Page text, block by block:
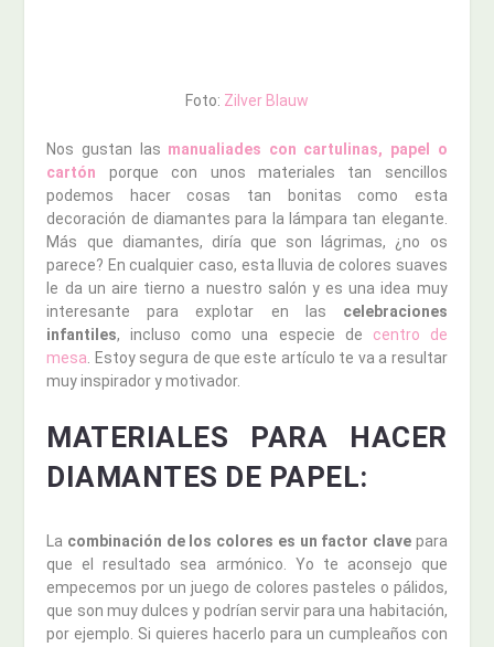
Foto: Zilver Blauw
Nos gustan las manualiades con cartulinas, papel o
cartón porque con unos materiales tan sencillos
podemos hacer cosas tan bonitas como esta
decoración de diamantes para la lámpara tan elegante.
Más que diamantes, diría que son lágrimas, ¿no os
parece? En cualquier caso, esta lluvia de colores suaves
le da un aire tierno a nuestro salón y es una idea muy
interesante para explotar en las celebraciones
infantiles, incluso como una especie de centro de
mesa . Estoy segura de que este artículo te va a resultar
muy inspirador y motivador.
MATERIALES PARA HACER
DIAMANTES DE PAPEL:
La combinación de los colores es un factor clavepara
que el resultado sea armónico. Yo te aconsejo que
empecemos por un juego de colores pasteles o pálidos,
que son muy dulces y podrían servir para una habitación,
por ejemplo. Si quieres hacerlo para un cumpleaños con